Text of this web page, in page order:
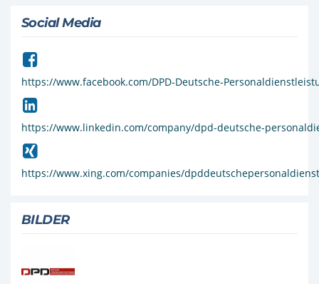
Social Media
https://www.facebook.com/DPD-Deutsche-
https://www.linkedin.com/company/dpd-deutsche-
https://www.xing.com/companies/
BILDER